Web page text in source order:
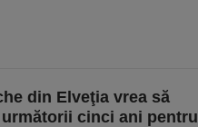
din Elveţia vrea să
cinci ani pentru